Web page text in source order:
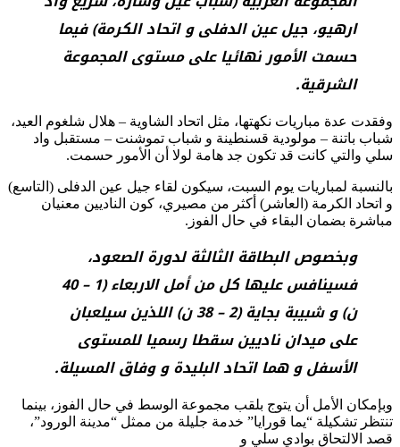
ارهيو، جيل عين الدفلى و اتحاد الكرمة) فيما
حسمت الأمور نهائيا على مستوى المجموعة
الشرقية.
وفقدت عدة مباريات نكهتها، مثل اتحاد الشاوية – هلال شلغوم العيد،
شباب باتنة – مولودية قسنطينة و شباب تموشنت – مستقبل واد
سلي والتي كانت قد تكون جد هامة لولا أن الأمور حسمت.
بالنسبة لمباريات يوم السبت، سيكون لقاء جيل عين الدفلى (التاسع)
و اتحاد الكرمة (العاشر) أكثر من مصيري، كون الناديين معنيان
مباشرة بضمان البقاء في حال الفوز.
وبخصوص البطاقة الثالثة لدورة الصعود،
فسينافس عليها كل من أمل الاربعاء (1 – 40
ن) و شبيبة بجاية (2 – 38 ن) اللذين سيلعبان
على ميدان ناديين سقطا رسميا للمستوى
الأسفل و هما اتحاد البليدة و وفاق المسيلة.
وبإمكان الأمل أن يتوج بلقب مجموعة الوسط في حال الفوز، بينما
تنتظر تشكيلة “يما قورايا” خدمة جليلة من ممثل “مدينة الورود”،
قصد الالتحاق بوادي سلي و